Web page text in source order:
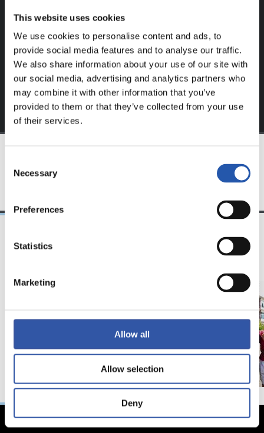
This website uses cookies
We use cookies to personalise content and ads, to
provide social media features and to analyse our traffic.
We also share information about your use of our site with
our social media, advertising and analytics partners who
may combine it with other information that you’ve
provided to them or that they’ve collected from your use
of their services.
Selection
Necessary
Preferences
Statistics
Marketing
Allow all
Allow selection
Deny
nuestra web.
Regístrate haciendo clic en elLoginy disfruta de
contenido exclusivo para ti.
11/07/2026